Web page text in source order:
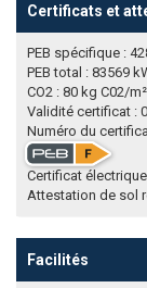
Certificats et
PEB spécifique :
PEB total : 83569
CO2 : 80 kg C02/
Validité certificat :
Numéro du
Certificat
Attestation de sol
Facilités